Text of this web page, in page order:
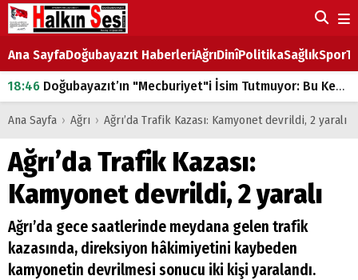
Ana SayfaDoğubayazıt HaberleriAğrıDinîPolitikaSağlıkSpor
18:46 Doğubayazıt’ın "Mecburiyet"i İsim Tutmuyor: Bu Kez de Mem u Zîn Oldu!
07:53Doğubayazıt’ta Ekmek Fiyatlarına Zam
07:16 Doğubayazıt'ta çocukların sırtındaki ağır yük
07:00 DEVLET ve HÜKÜMET
18:29ÇARŞI CADDESİ YAZ BOZ TAHTASI
Ana Sayfa › Ağrı › Ağrı’da Trafik Kazası: Kamyonet devrildi, 2 yaralı
Ağrı’da Trafik Kazası:
Kamyonet devrildi, 2 yaralı
Ağrı’da gece saatlerinde meydana gelen trafik
kazasında, direksiyon hâkimiyetini kaybeden
kamyonetin devrilmesi sonucu iki kişi yaralandı.